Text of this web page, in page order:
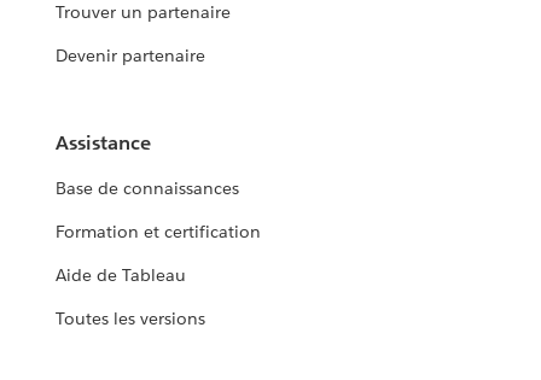
Trouver un partenaire
Devenir partenaire
Assistance
Base de connaissances
Formation et certification
Aide de Tableau
Toutes les versions